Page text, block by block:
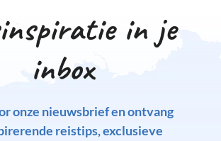
in je
inbox
onze nieuwsbrief en ontvang
reistips, exclusieve